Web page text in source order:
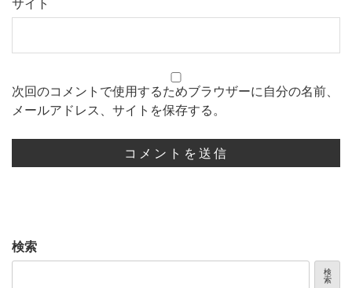
サイト
次回のコメントで使用するためブラウザーに自分の名前、
メールアドレス、サイトを保存する。
検索
検
索